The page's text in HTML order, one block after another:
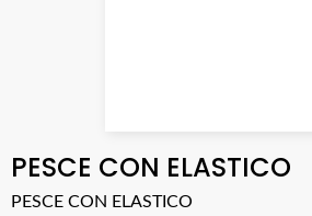
PESCE CON ELASTICO
PESCE CON ELASTICO